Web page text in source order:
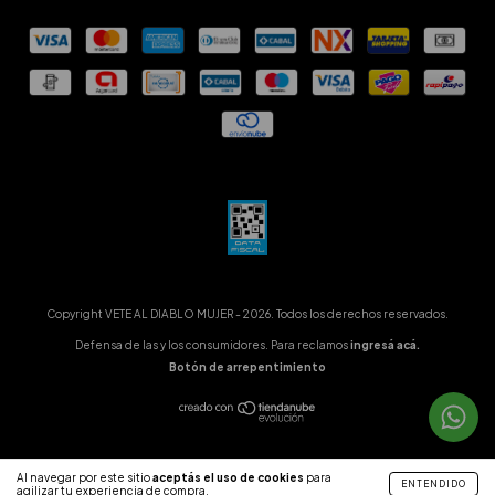
Al navegar por este sitioaceptás el uso de cookies para
agilizar tu experiencia de compra.
ENTENDIDO
Copyright VETE AL DIABLO MUJER - 2026. Todos los derechos reservados.
Defensa de las y los consumidores. Para reclamosingresá acá.
Botón de arrepentimiento